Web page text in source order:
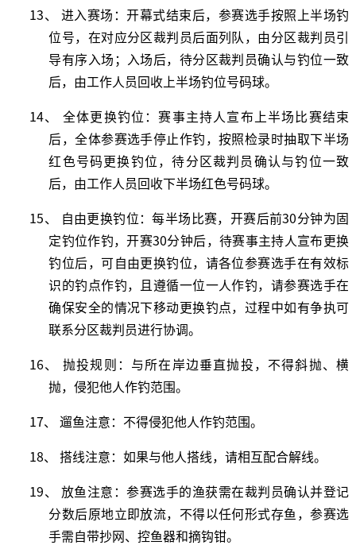
13、 进入赛场：开幕式结束后，参赛选手按照上半场钓
位号，在对应分区裁判员后面列队，由分区裁判员引
导有序入场；入场后，待分区裁判员确认与钓位一致
后，由工作人员回收上半场钓位号码球。
14、 全体更换钓位：赛事主持人宣布上半场比赛结束
后，全体参赛选手停止作钓，按照检录时抽取下半场
红色号码更换钓位，待分区裁判员确认与钓位一致
后，由工作人员回收下半场红色号码球。
15、 自由更换钓位：每半场比赛，开赛后前30分钟为固
定钓位作钓，开赛30分钟后，待赛事主持人宣布更换
钓位后，可自由更换钓位，请各位参赛选手在有效标
识的钓点作钓，且遵循一位一人作钓，请参赛选手在
确保安全的情况下移动更换钓点，过程中如有争执可
联系分区裁判员进行协调。
16、 抛投规则：与所在岸边垂直抛投，不得斜抛、横
抛，侵犯他人作钓范围。
17、 遛鱼注意：不得侵犯他人作钓范围。
18、 搭线注意：如果与他人搭线，请相互配合解线。
19、 放鱼注意：参赛选手的渔获需在裁判员确认并登记
分数后原地立即放流，不得以任何形式存鱼，参赛选
手需自带抄网、控鱼器和摘钩钳。